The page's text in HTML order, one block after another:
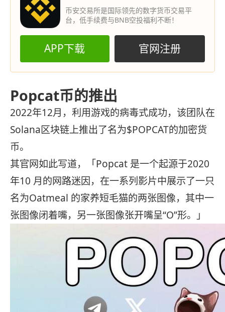
币安交易所是国际领先的数字货币交易平
台，低手续费与BNB空投福利不断！
APP下载 官网注册
Popcat币的推出
2022年12月，利用游戏的病毒式成功，该团队在
Solana区块链上推出了名为$POPCAT的加密货
币。
其官网如此写道，「Popcat 是一个起源于2020
年10 月的网路迷因，在一系列影片中展示了一只
名为Oatmeal 的家养短毛猫的两张图像，其中一
张图像闭着嘴，另一张图像张开嘴呈“O”形。」